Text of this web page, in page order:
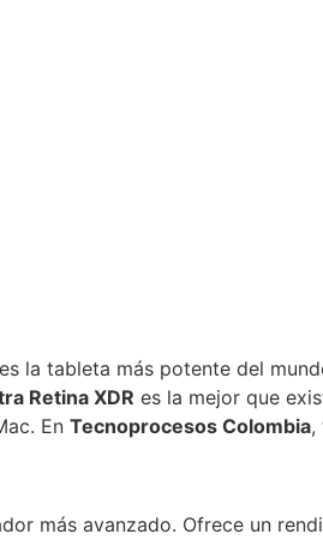
es la tableta más potente del
Retina XDR es la mejor que
En Tecnoprocesos Colombia,
más avanzado. Ofrece un